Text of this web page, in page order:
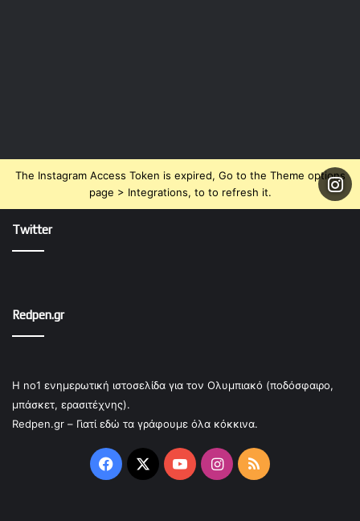
The Instagram Access Token is expired, Go to the Theme options
page > Integrations, to to refresh it.
Twitter
Redpen.gr
Η no1 ενημερωτική ιστοσελίδα για τον Ολυμπιακό (ποδόσφαιρο,
μπάσκετ, ερασιτέχνης).
Redpen.gr – Γιατί εδώ τα γράφουμε όλα κόκκινα.
Facebook
X YouTubeInstagram
RSS